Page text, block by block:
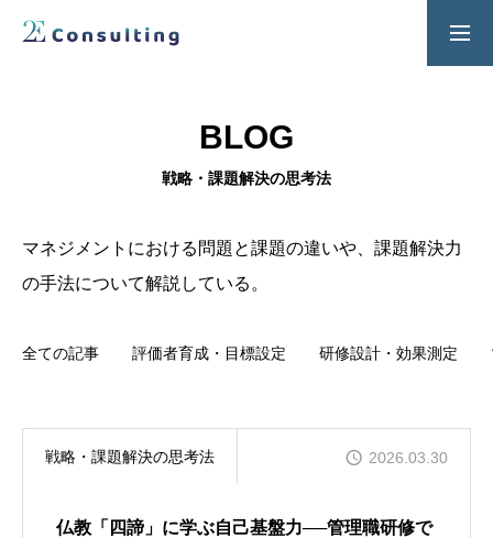
人材育成／経営サポートプログラム
CONTENTS
2E Consulting の人材育成について
COMPANY
BLOG
戦略・課題解決の思考法
マネジメントにおける問題と課題の違いや、課題解決力
の手法について解説している。
全ての記事 評価者育成・目標設定 研修設計・効果測定
戦略・課題解決の思考法 2026.03.30
仏教「四諦」に学ぶ自己基盤力──管理職研修で